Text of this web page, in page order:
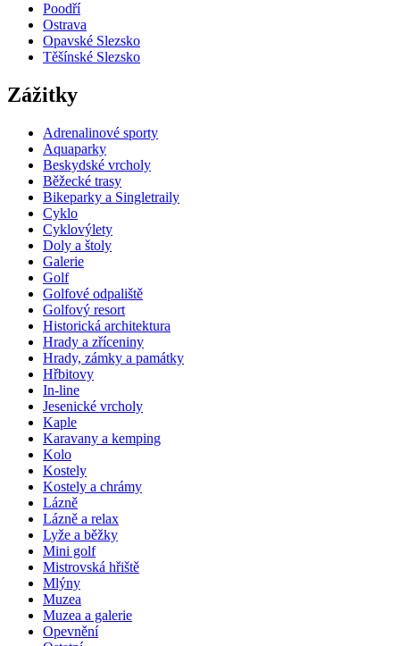
Poodří
Ostrava
Opavské Slezsko
Těšínské Slezsko
Zážitky
Adrenalinové sporty
Aquaparky
Beskydské vrcholy
Běžecké trasy
Bikeparky a Singletraily
Cyklo
Cyklovýlety
Doly a štoly
Galerie
Golf
Golfové odpaliště
Golfový resort
Historická architektura
Hrady a zříceniny
Hrady, zámky a památky
Hřbitovy
In-line
Jesenické vrcholy
Kaple
Karavany a kemping
Kolo
Kostely
Kostely a chrámy
Lázně
Lázně a relax
Lyže a běžky
Mini golf
Mistrovská hřiště
Mlýny
Muzea
Muzea a galerie
Opevnění